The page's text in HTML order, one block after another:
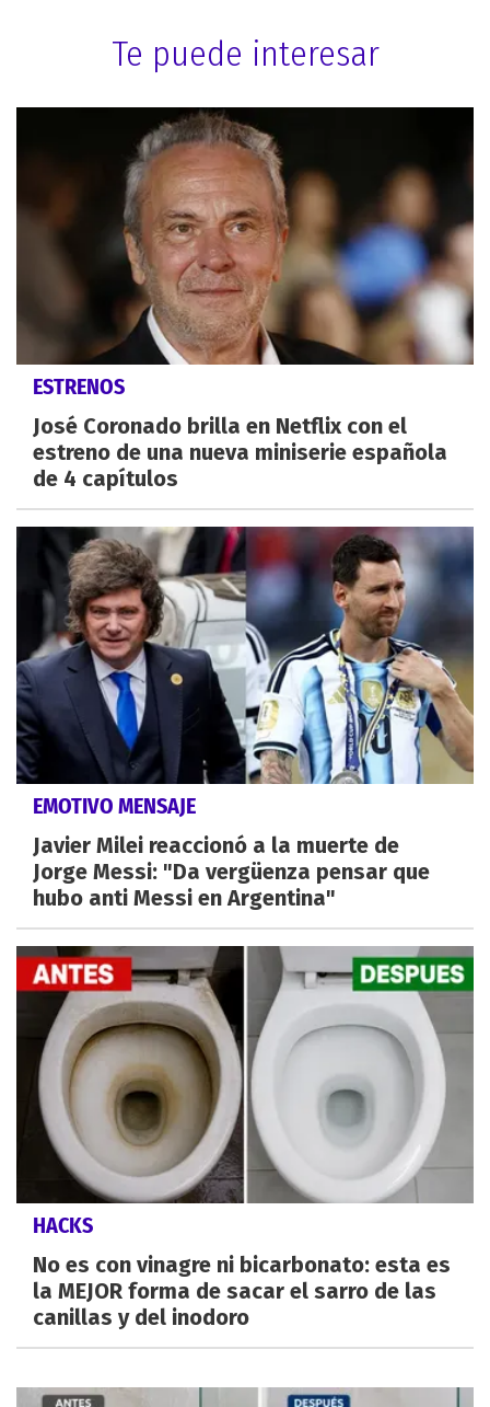
Te puede interesar
ESTRENOS
José Coronado brilla en Netflix con el
estreno de una nueva miniserie española
de 4 capítulos
EMOTIVO MENSAJE
Javier Milei reaccionó a la muerte de
Jorge Messi: "Da vergüenza pensar que
hubo anti Messi en Argentina"
HACKS
No es con vinagre ni bicarbonato: esta es
la MEJOR forma de sacar el sarro de las
canillas y del inodoro